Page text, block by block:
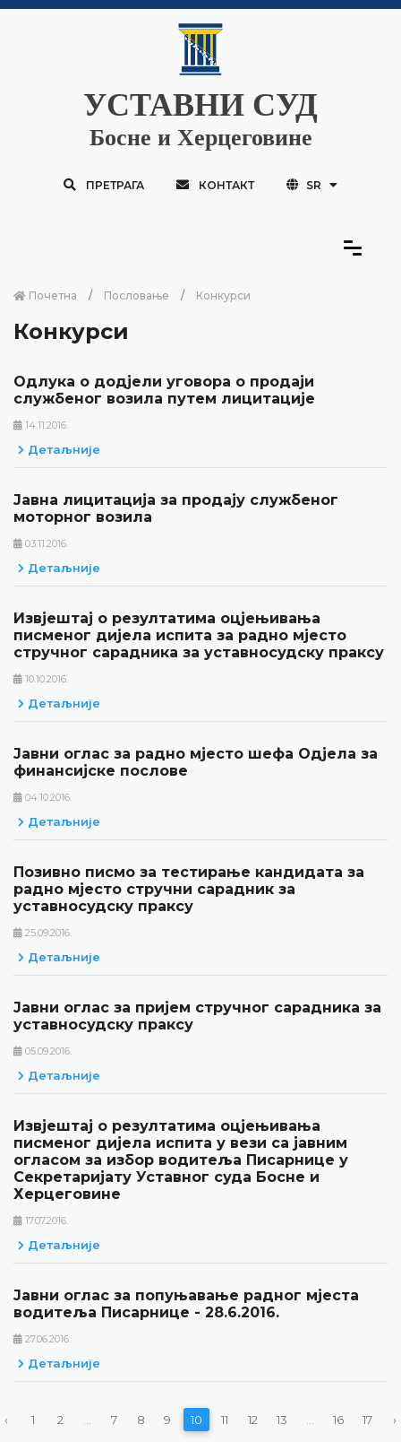
УСТАВНИ СУД
Босне и Херцеговине
ПРЕТРАГА КОНТАКТ SR
Почетна Пословање Конкурси
Конкурси
Одлука о додјели уговора о продаји
службеног возила путем лицитације
14.11.2016.
Детаљније
Јавна лицитација за продају службеног
моторног возила
03.11.2016.
Детаљније
Извјештај о резултатима оцјењивања
писменог дијела испита за радно мјесто
стручног сарадника за уставносудску праксу
10.10.2016.
Детаљније
Јавни оглас за радно мјесто шефа Одјела за
финансијске послове
04.10.2016.
Детаљније
Позивно писмо за тестирање кандидата за
радно мјесто стручни сарадник за
уставносудску праксу
25.09.2016.
Детаљније
Јавни оглас за пријем стручног сарадника за
уставносудску праксу
05.09.2016.
Детаљније
Извјештај о резултатима оцјењивања
писменог дијела испита у вези са јавним
огласом за избор водитеља Писарнице у
Секретаријату Уставног суда Босне и
Херцеговине
17.07.2016.
Детаљније
Јавни оглас за попуњавање радног мјеста
водитеља Писарнице - 28.6.2016.
27.06.2016.
Детаљније
‹ 1 2 7 8 9 10 11 12 13 16 17 ›